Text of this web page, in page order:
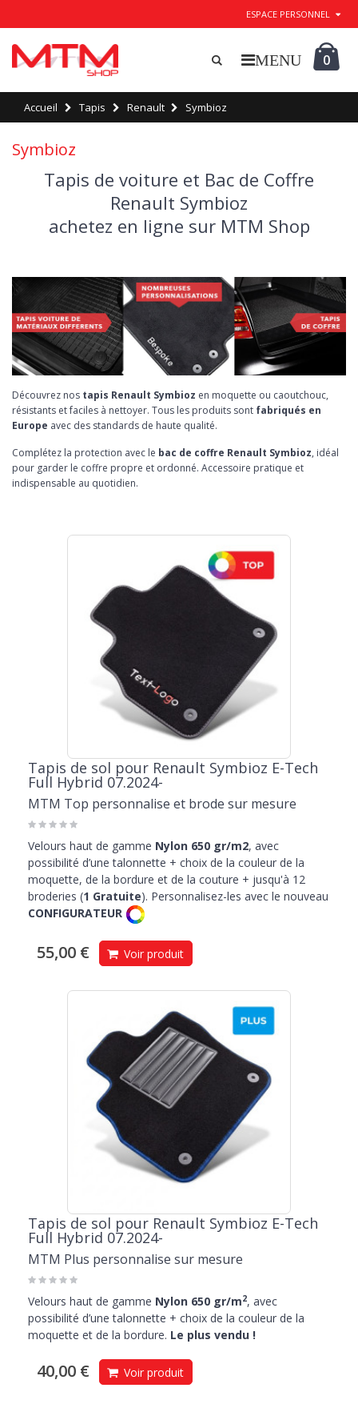
ESPACE PERSONNEL
0
Accueil Tapis Renault Symbioz
Symbioz
Tapis de voiture et Bac de Coffre
Renault Symbioz
achetez en ligne sur MTM Shop
Découvrez nos tapis Renault Symbioz en moquette ou caoutchouc,
résistants et faciles à nettoyer. Tous les produits sont fabriqués en
Europe avec des standards de haute qualité.
Complétez la protection avec le bac de coffre Renault Symbioz, idéal
pour garder le coffre propre et ordonné. Accessoire pratique et
indispensable au quotidien.
Tapis de sol pour Renault Symbioz E-Tech
Full Hybrid 07.2024-
MTM Top personnalise et brode sur mesure
Velours haut de gamme Nylon 650 gr/m2, avec
possibilité d’une talonnette + choix de la couleur de la
moquette, de la bordure et de la couture + jusqu'à 12
broderies (1 Gratuite). Personnalisez-les avec le nouveau
CONFIGURATEUR
55,00 € Voir produit
Tapis de sol pour Renault Symbioz E-Tech
Full Hybrid 07.2024-
MTM Plus personnalise sur mesure
Velours haut de gamme Nylon 650 gr/m2, avec
possibilité d’une talonnette + choix de la couleur de la
moquette et de la bordure. Le plus vendu !
40,00 € Voir produit